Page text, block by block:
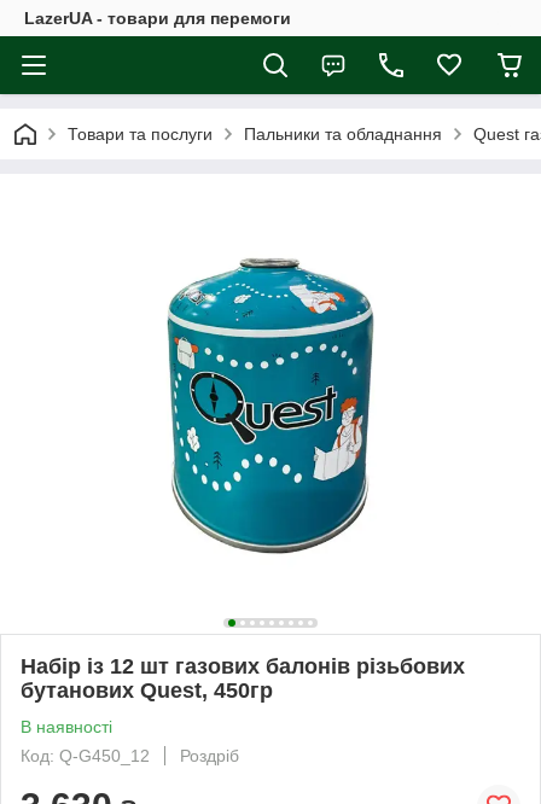
LazerUA - товари для перемоги
Товари та послуги Пальники та обладнання Quest
Набір із 12 шт газових балонів різьбових
бутанових Quest, 450гр
В наявності
Код: Q-G450_12
Роздріб